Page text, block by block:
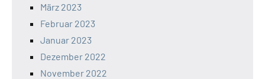
März 2023
Februar 2023
Januar 2023
Dezember 2022
November 2022